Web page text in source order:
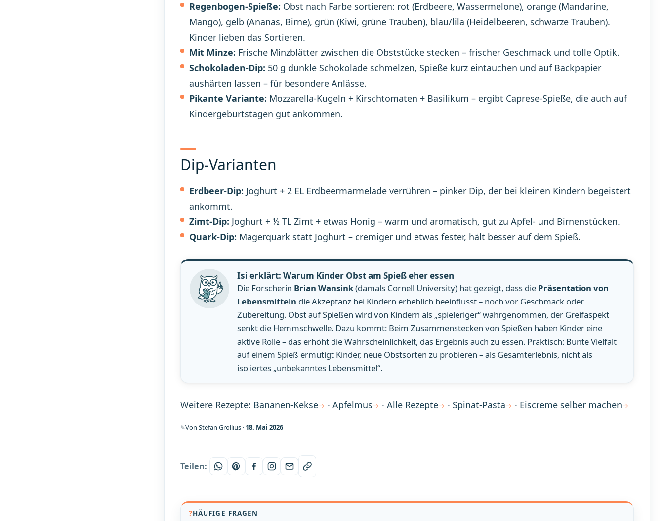
Regenbogen-Spieße: Obst nach Farbe sortieren: rot (Erdbeere, Wassermelone), orange (Mandarine,
Mango), gelb (Ananas, Birne), grün (Kiwi, grüne Trauben), blau/lila (Heidelbeeren, schwarze Trauben).
Kinder lieben das Sortieren.
Mit Minze: Frische Minzblätter zwischen die Obststücke stecken – frischer Geschmack und tolle Optik.
Schokoladen-Dip: 50 g dunkle Schokolade schmelzen, Spieße kurz eintauchen und auf Backpapier
aushärten lassen – für besondere Anlässe.
Pikante Variante: Mozzarella-Kugeln + Kirschtomaten + Basilikum – ergibt Caprese-Spieße, die auch auf
Kindergeburtstagen gut ankommen.
Dip-Varianten
Erdbeer-Dip: Joghurt + 2 EL Erdbeermarmelade verrühren – pinker Dip, der bei kleinen Kindern begeistert
ankommt.
Zimt-Dip: Joghurt + ½ TL Zimt + etwas Honig – warm und aromatisch, gut zu Apfel- und Birnenstücken.
Quark-Dip: Magerquark statt Joghurt – cremiger und etwas fester, hält besser auf dem Spieß.
Isi erklärt: Warum Kinder Obst am Spieß eher essen
Die Forscherin Brian Wansink(damals Cornell University) hat gezeigt, dass die Präsentation von
Lebensmitteln die Akzeptanz bei Kindern erheblich beeinflusst – noch vor Geschmack oder
Zubereitung. Obst auf Spießen wird von Kindern als „spieleriger“ wahrgenommen, der Greifaspekt
senkt die Hemmschwelle. Dazu kommt: Beim Zusammenstecken von Spießen haben Kinder eine
aktive Rolle – das erhöht die Wahrscheinlichkeit, das Ergebnis auch zu essen. Praktisch: Bunte Vielfalt
auf einem Spieß ermutigt Kinder, neue Obstsorten zu probieren – als Gesamterlebnis, nicht als
isoliertes „unbekanntes Lebensmittel“.
Weitere Rezepte: Bananen-Kekse · Apfelmus · Alle Rezepte · Spinat-Pasta · Eiscreme selber machen
Von Stefan Grollius · 18. Mai 2026
Teilen:
HÄUFIGE FRAGEN